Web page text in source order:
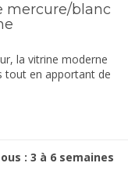
mercure/blanc
la vitrine moderne
tout en apportant de
: 3 à 6 semaines